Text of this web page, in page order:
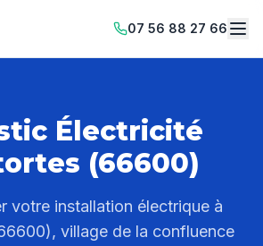
07 56 88 27 66
Électricité
(66600)
votre installation électrique à
village de la confluence